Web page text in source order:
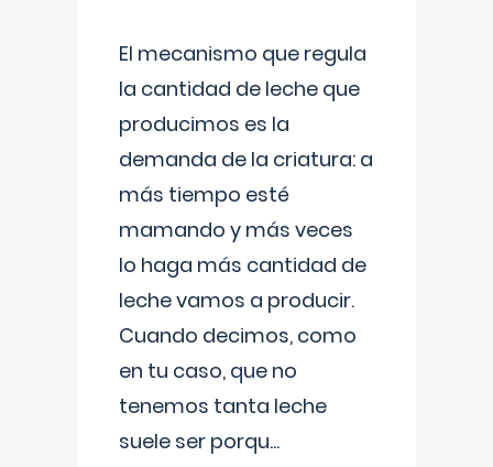
El mecanismo que regula
la cantidad de leche que
producimos es la
demanda de la criatura: a
más tiempo esté
mamando y más veces
lo haga más cantidad de
leche vamos a producir.
Cuando decimos, como
en tu caso, que no
tenemos tanta leche
suele ser porqu...